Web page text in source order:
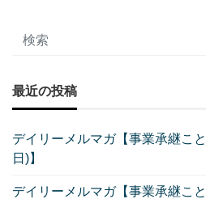
最近の投稿
デイリーメルマガ【事業承継こ
日)】
デイリーメルマガ【事業承継こ